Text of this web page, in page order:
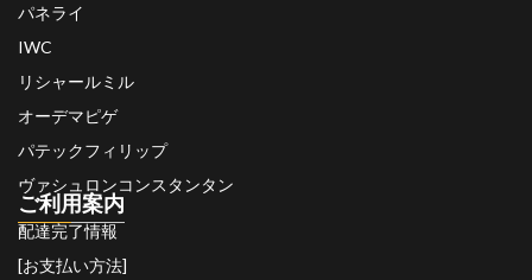
パネライ
IWC
リシャールミル
オーデマピゲ
パテックフィリップ
ヴァシュロンコンスタンタン
ご利用案内
配達完了情報
[お支払い方法]